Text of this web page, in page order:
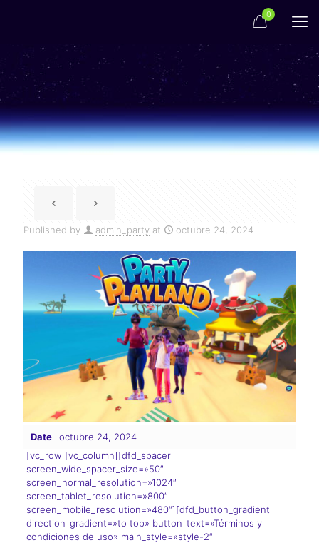
0
Published by admin_party at octubre 24, 2024
Date
octubre 24, 2024
[vc_row][vc_column][dfd_spacer
screen_wide_spacer_size=»50″
screen_normal_resolution=»1024″
screen_tablet_resolution=»800″
screen_mobile_resolution=»480″][dfd_button_gradient
direction_gradient=»to top» button_text=»Términos y
condiciones de uso» main_style=»style-2″